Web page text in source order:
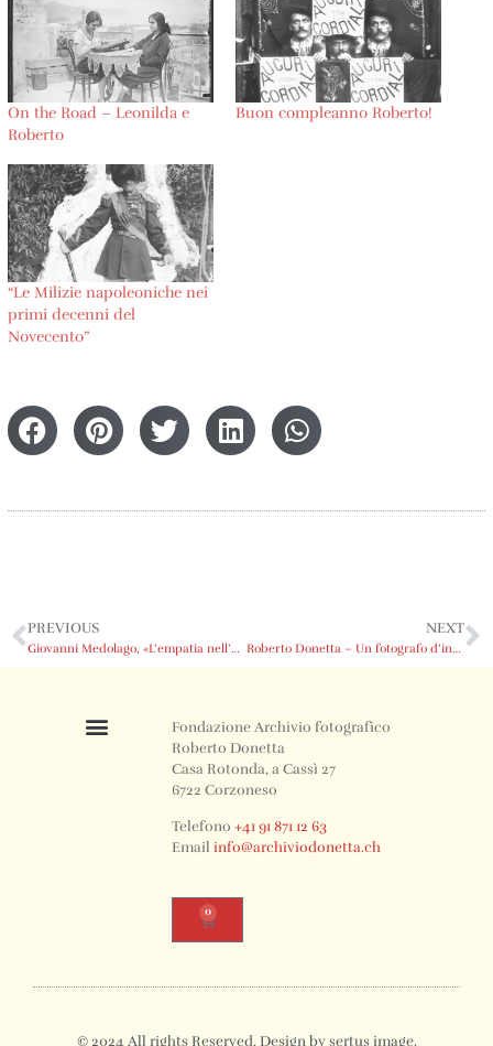
On the Road – Leonilda e
Roberto
Buon compleanno Roberto!
“Le Milizie napoleoniche nei
primi decenni del
Novecento”
PREVIOUS
Giovanni Medolago, «L’empatia nell’obiettivo»
NEXT
Roberto Donetta – Un fotografo d’inverno
Fondazione Archivio fotografico
Roberto Donetta
Casa Rotonda, a Cassì 27
6722 Corzoneso
Telefono+41 91 871 12 63
Emailinfo@archiviodonetta.ch
0
© 2024 All rights Reserved. Design by sertus image.